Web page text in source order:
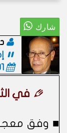
في
■ وفق